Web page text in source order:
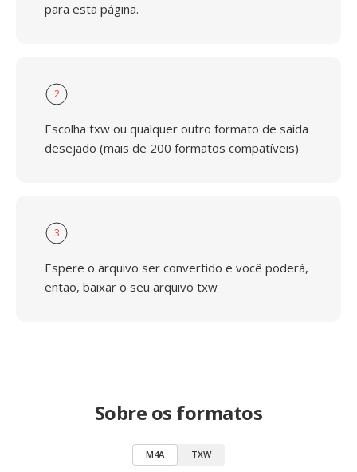
para esta página.
2
Escolha txw ou qualquer outro formato de saída
desejado (mais de 200 formatos compatíveis)
3
Espere o arquivo ser convertido e você poderá,
então, baixar o seu arquivo txw
Sobre os formatos
M4A TXW